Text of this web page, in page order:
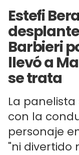
Estefi
Barbieri
llevó a
se trata
La
con la
personaje
"ni divertido